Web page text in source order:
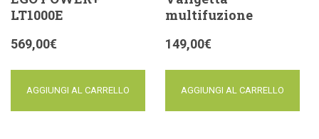
LT1000E
569,00€
AGGIUNGI AL CARRELLO
multifuzione
149,00€
AGGIUNGI AL CARRELLO